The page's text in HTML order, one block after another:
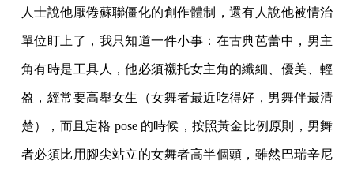
人士說他厭倦蘇聯僵化的創作體制，還有人說他被情治
單位盯上了，我只知道一件小事：在古典芭蕾中，男主
角有時是工具人，他必須襯托女主角的纖細、優美、輕
盈，經常要高舉女生（女舞者最近吃得好，男舞伴最清
楚），而且定格 pose 的時候，按照黃金比例原則，男舞
者必須比用腳尖站立的女舞者高半個頭，雖然巴瑞辛尼